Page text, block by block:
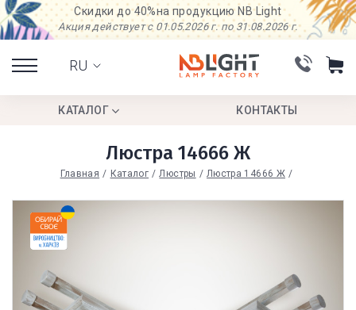
Скидки до 40%на продукцию NB Light
Акция действует с 01.05.2026 г. по 31.08.2026 г.
RU
КАТАЛОГ КОНТАКТЫ
Люстра 14666 Ж
Главная Каталог Люстры Люстра 14666 Ж